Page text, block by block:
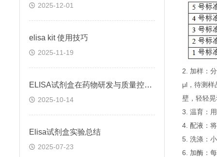
2025-12-01
elisa kit 使用技巧
2025-11-19
ELISA试剂盒在药物研发与质量控制中的应用实践
2025-10-14
Elisa试剂盒实验总结
2025-07-23
2. 加样：
μl，待测样
壁，轻轻
3. 温育：
4. 配液：
5. 洗涤：
6. 加酶：